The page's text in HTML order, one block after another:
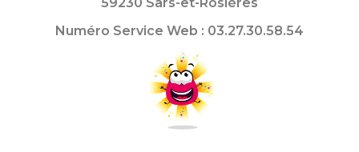
Numéro Service Web : 03.27.30.58.54